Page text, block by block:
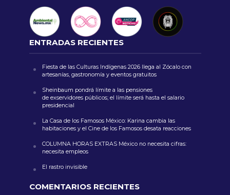
ENTRADAS RECIENTES
Fiesta de las Culturas Indígenas 2026 llega al Zócalo con
artesanías, gastronomía y eventos gratuitos
Sheinbaum pondrá límite a las pensiones
de exservidores públicos; el límite será hasta el salario
presidencial
La Casa de los Famosos México: Karina cambia las
habitaciones y el Cine de los Famosos desata reacciones
COLUMNA HORAS EXTRAS México no necesita cifras:
necesita empleos
El rastro invisible
COMENTARIOS RECIENTES